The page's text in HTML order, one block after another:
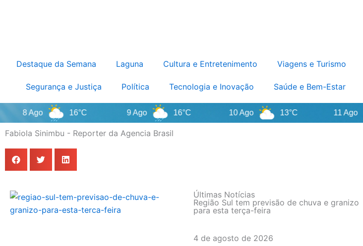
Destaque da Semana Laguna Cultura e Entretenimento Viagens e Turismo
Segurança e Justiça Política Tecnologia e Inovação Saúde e Bem-Estar
8 Ago 16°C 9 Ago 16°C 10 Ago 13°C 11 Ago
Fabiola Sinimbu - Reporter da Agencia Brasil
Últimas Notícias
Região Sul tem previsão de chuva e granizo
para esta terça-feira
4 de agosto de 2026